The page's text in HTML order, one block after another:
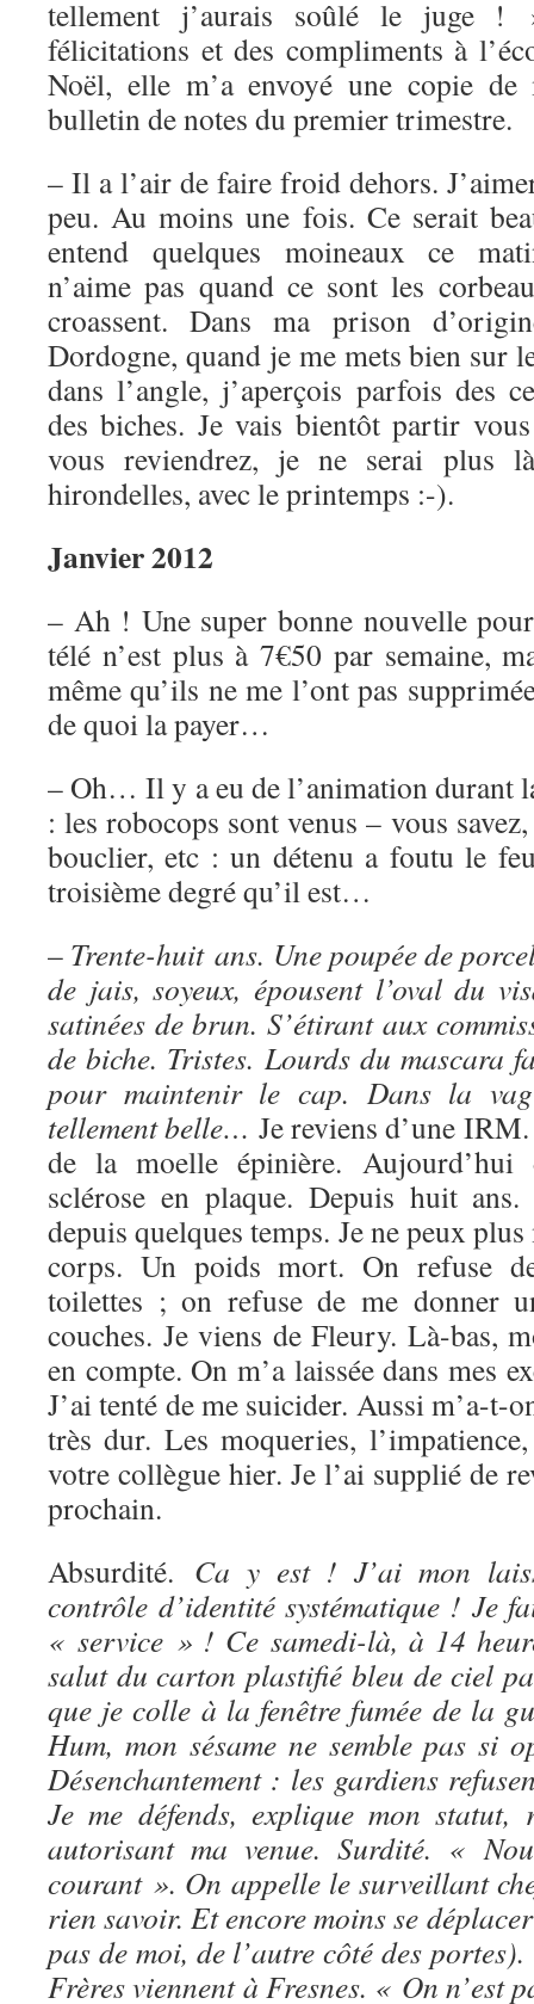
tellement j’aurais soûlé le juge !
félicitations et des compliments à
Noël, elle m’a envoyé une copie de
bulletin de notes du premier trimestre.
– Il a l’air de faire froid dehors.
peu. Au moins une fois. Ceserait
entend quelques moineaux ce
n’aime pas quand ce sont les
croassent. Dans ma prison
Dordogne, quand je me mets bien sur
dans l’angle, j’aperçois parfois des
des biches. Je vais bientôt partir
vous reviendrez, je ne serai plus
hirondelles, avec le printemps :-).
Janvier 2012
– Ah ! Une super bonne nouvelle
télé n’est plus à 7€50 par semaine,
même qu’ils ne me l’ont pas
de quoi la payer…
– Oh… Il y a eu de l’animation durant
: les robocops sont venus – vous
bouclier, etc : un détenu a foutu le
troisième degré qu’il est…
– Trente-huit ans. Une poupée de
de jais, soyeux, épousent l’oval du
satinées de brun. S’étirant aux
de biche. Tristes. Lourds du mascara
pour maintenir le cap. Dans la
tellement belle… Je reviens d’une
de la moelle épinière. Aujourd’hui
sclérose en plaque. Depuis huit
depuis quelques temps. Je ne peux
corps. Un poids mort. On refuse
toilettes ; on refuse de me donner
couches. Je viens de Fleury. Là-bas,
en compte. On m’a laissée dans mes
J’ai tenté de me suicider. Aussi m’a-t-
très dur. Les moqueries,
votre collègue hier. Je l’ai supplié de
prochain.
Absurdité. Ca y est ! J’ai mon
contrôle d’identité systématique ! Je
« service » ! Ce samedi-là, à 14
salut du carton plastifié bleu de ciel
que je colle à la fenêtre fumée de la
Hum, mon sésame ne semble pas si
Désenchantement : les gardiens
Je me défends, explique mon statut,
autorisant ma venue. Surdité. «
courant ». On appelle le surveillant
rien savoir. Et encore moins se
pas de moi, de l’autre côté des
Frères viennent à Fresnes. « On